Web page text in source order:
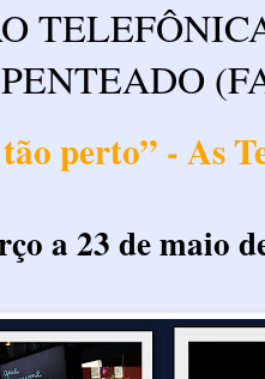
perto” - As
a 23 de maio